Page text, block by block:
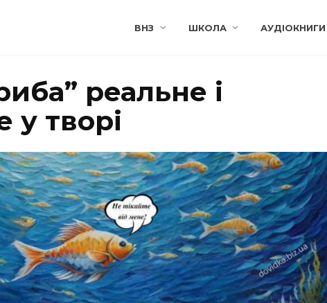
ВНЗ ШКОЛА АУДІОКНИГИ
реальне і
у творі